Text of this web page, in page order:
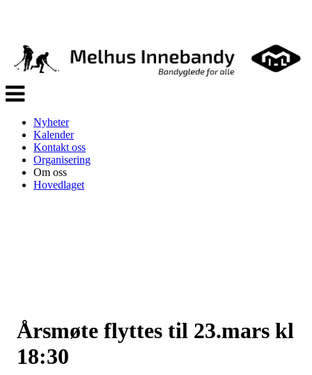
Veksle
navigasjon
Nyheter
Kalender
Kontakt oss
Organisering
Om oss
Hovedlaget
Årsmøte flyttes til 23.mars kl
18:30